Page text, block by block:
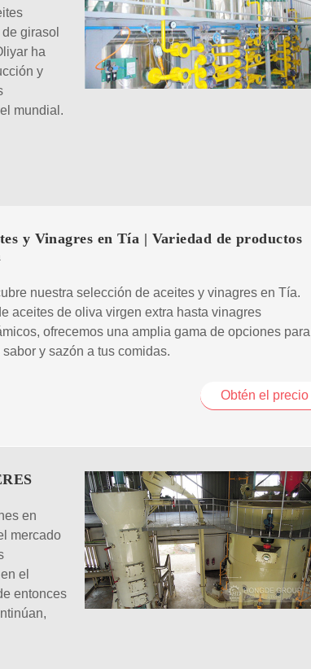
girasol
ha
y
mundial.
y Vinagres en Tía | Variedad de productos
nuestra selección de aceites y vinagres en Tía.
aceites de oliva virgen extra hasta vinagres
ofrecemos una amplia gama de opciones para
sabor y sazón a tus comidas.
Obtén el precio
en
mercado
el
entonces